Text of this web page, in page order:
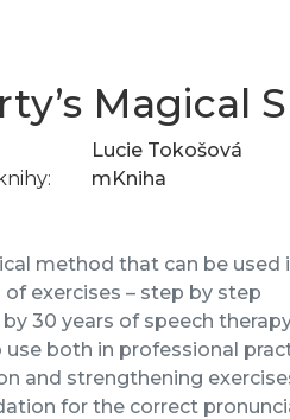
Magical
Lucie Tokošová
mKniha
method that can be used
of exercises – step by step
30 years of speech
use both in professional
and strengthening
for the correct